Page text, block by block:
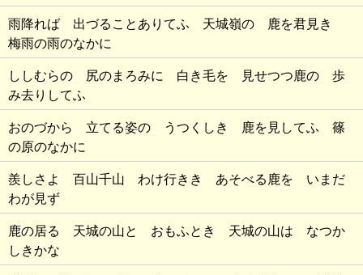
雨降れば 出づることありてふ 天城嶺の 鹿を君見き
梅雨の雨のなかに
ししむらの 尻のまろみに 白き毛を 見せつつ鹿の 歩
み去りしてふ
おのづから 立てる姿の うつくしき 鹿を見してふ 篠
の原のなかに
羨しさよ 百山千山 わけ行きき あそべる鹿を いまだ
わが見ず
鹿の居る 天城の山と おもふとき 天城の山は なつか
しきかな